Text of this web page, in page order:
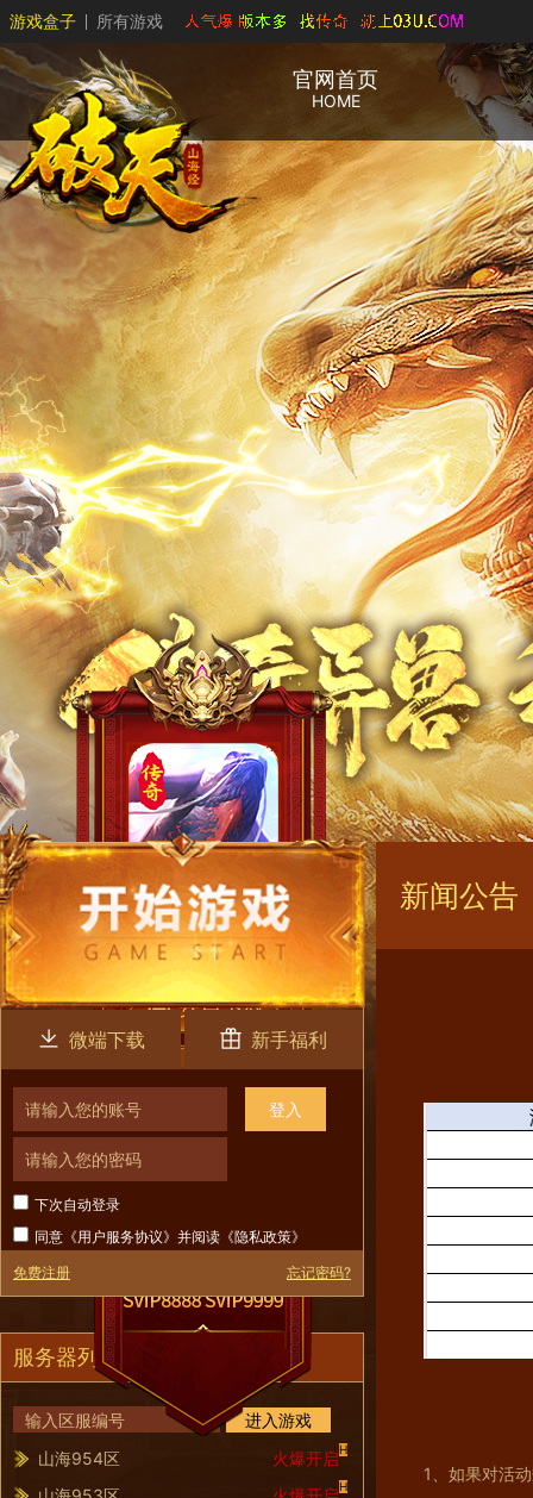
游戏盒子 所有游戏
官网首页
HOME
微端下载 新手福利
登入
下次自动登录
同意《用户服务协议》并阅读《隐私政策》
免费注册
忘记密码?
服务器列表
进入游戏
山海954区
火爆开启H
H
新闻公告
1、如果对活